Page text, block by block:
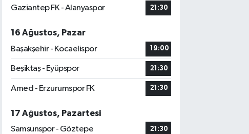
Gaziantep FK - Alanyaspor 21:30
16 Ağustos, Pazar
Başakşehir - Kocaelispor
19:00
Beşiktaş - Eyüpspor 21:30
Amed - Erzurumspor FK 21:30
17 Ağustos, Pazartesi
Samsunspor - Göztepe
21:30